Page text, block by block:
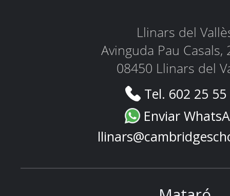
Llinars del
Avinguda Pau Casals,
08450 Llinars del
Tel. 602 25
Enviar